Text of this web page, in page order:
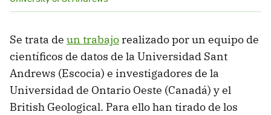
Se trata de un trabajo realizado por un equipo de
científicos de datos de la Universidad Sant
Andrews (Escocia) e investigadores de la
Universidad de Ontario Oeste (Canadá) y el
British Geological. Para ello han tirado de los